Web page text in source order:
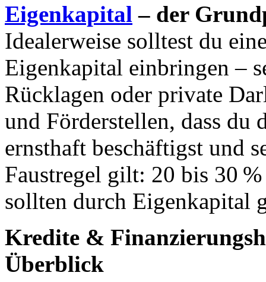
Eigenkapital – der
Idealerweise solltest du
Eigenkapital einbringen –
Rücklagen oder private
und Förderstellen, dass du
ernsthaft beschäftigst und
Faustregel gilt: 20 bis 30
sollten durch Eigenkapital
Kredite &
Überblick